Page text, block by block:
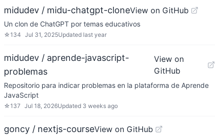
midudev / midu-chatgpt-cloneView on GitHub
Un clon de ChatGPT por temas educativos
☆134 Jul 31, 2025Updated last year
midudev / aprende-javascript-
problemas
View on
GitHub
Repositorio para indicar problemas en la plataforma de Aprende
JavaScript
☆137 Jul 18, 2026Updated 3 weeks ago
goncy / nextjs-courseView on GitHub